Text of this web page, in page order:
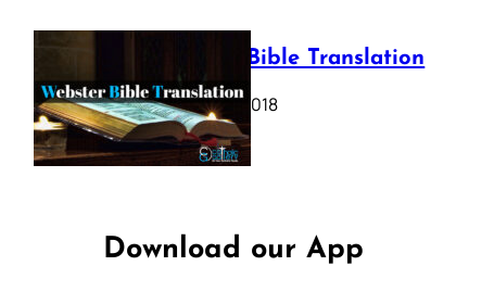
Webster Bible Translation
October 11, 2018
Download our App